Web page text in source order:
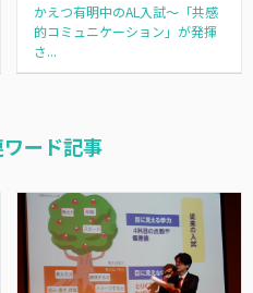
かえつ有明中のAL入試～「共感
的コミュニケーション」が発揮
さ...
ード記事